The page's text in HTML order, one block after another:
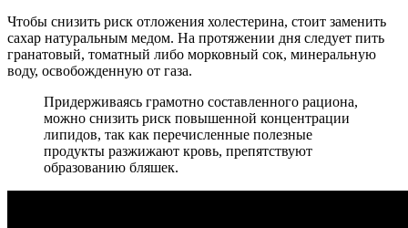
Чтобы снизить риск отложения холестерина, стоит заменить
сахар натуральным медом. На протяжении дня следует пить
гранатовый, томатный либо морковный сок, минеральную
воду, освобожденную от газа.
Придерживаясь грамотно составленного рациона,
можно снизить риск повышенной концентрации
липидов, так как перечисленные полезные
продукты разжижают кровь, препятствуют
образованию бляшек.